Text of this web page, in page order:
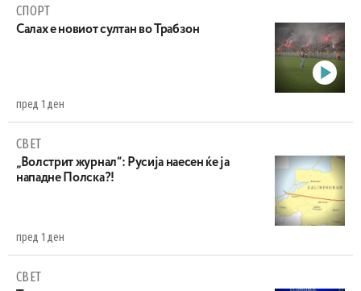
СПОРТ
Салах е новиот султан во Трабзон
пред 1 ден
СВЕТ
„Волстрит журнал“: Русија наесен ќе ја
нападне Полска?!
пред 1 ден
СВЕТ